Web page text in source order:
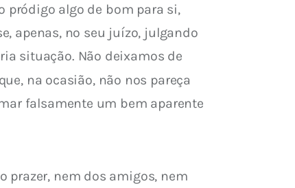
pródigo algo de bom para si,
apenas, no seu juízo, julgando
situação. Não deixamos de
na ocasião, não nos pareça
falsamente um bem aparente
prazer, nem dos amigos, nem